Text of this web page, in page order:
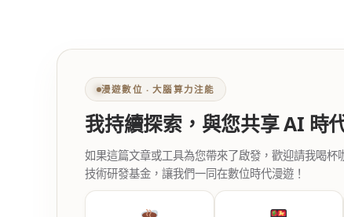
漫遊數位 ‧ 大腦算力注能
我持續探索，與您共享 AI 時
如果這篇文章或工具為您帶來了啟發，歡迎請我喝
技術研發基金，讓我們一同在數位時代漫遊！